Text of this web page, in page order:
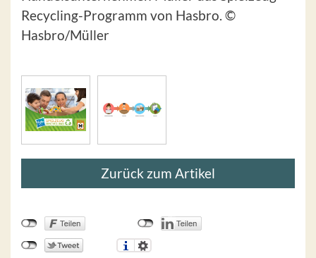
Recycling-Programm von Hasbro. ©
Hasbro/Müller
Zurück zum Artikel